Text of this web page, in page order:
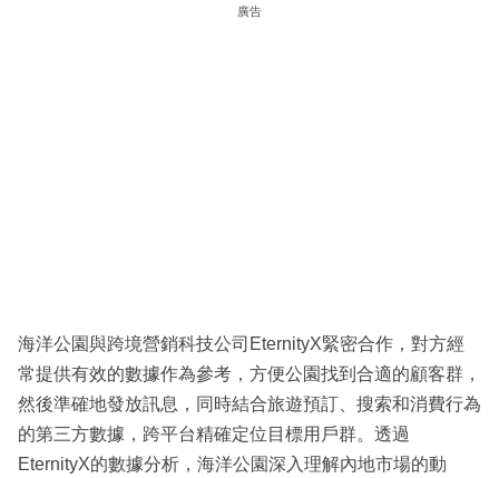
廣告
海洋公園與跨境營銷科技公司EternityX緊密合作，對方經
常提供有效的數據作為參考，方便公園找到合適的顧客群，
然後準確地發放訊息，同時結合旅遊預訂、搜索和消費行為
的第三方數據，跨平台精確定位目標用戶群。透過
EternityX的數據分析，海洋公園深入理解內地市場的動